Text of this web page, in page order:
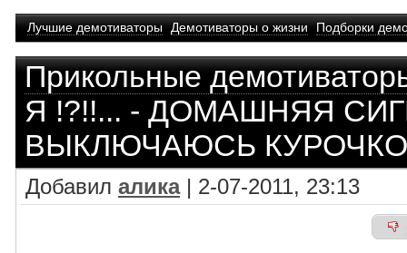
Лучшие демотиваторы Демотиваторы о жизни Подборки
Прикольные
Я !?!!... - ДОМАШНЯЯ
ВЫКЛЮЧАЮСЬ
Добавил алика| 2-07-2011, 23:13